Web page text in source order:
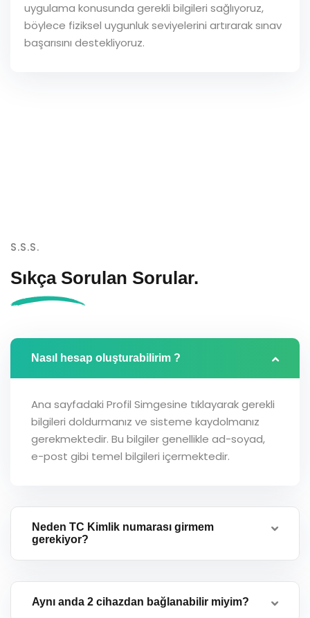
uygulama konusunda gerekli bilgileri sağlıyoruz,
böylece fiziksel uygunluk seviyelerini artırarak sınav
başarısını destekliyoruz.
S.S.S.
Sıkça Sorulan Sorular.
Nasıl hesap oluşturabilirim ?
Ana sayfadaki Profil Simgesine tıklayarak gerekli
bilgileri doldurmanız ve sisteme kaydolmanız
gerekmektedir. Bu bilgiler genellikle ad-soyad,
e-post gibi temel bilgileri içermektedir.
Neden TC Kimlik numarası girmem
gerekiyor?
Aynı anda 2 cihazdan bağlanabilir miyim?